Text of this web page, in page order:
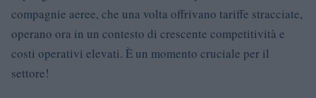
compagnie aeree, che una volta offrivano tariffe stracciate,
operano ora in un contesto di crescente competitività e
costi operativi elevati. È un momento cruciale per il
settore!